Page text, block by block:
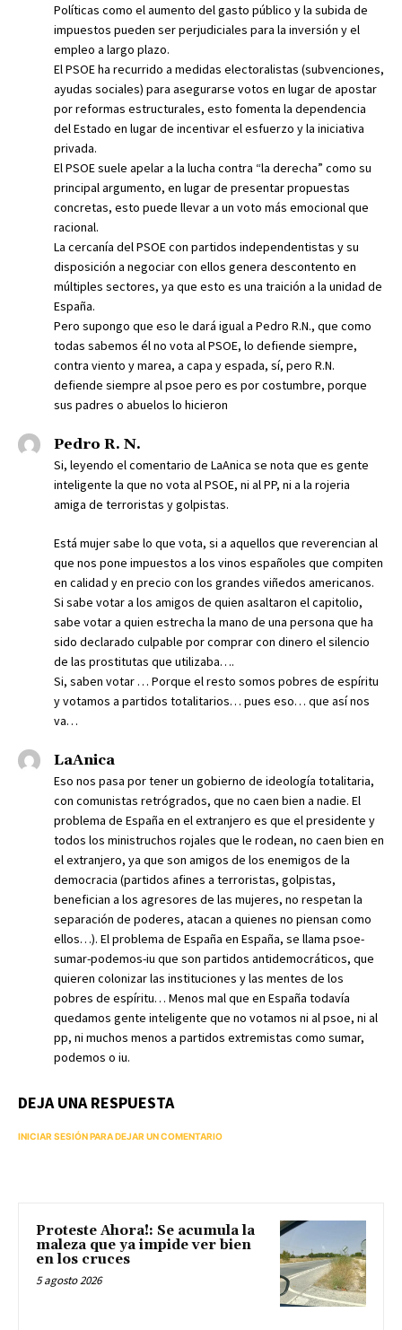
Políticas como el aumento del gasto público y la subida de
impuestos pueden ser perjudiciales para la inversión y el
empleo a largo plazo.
El PSOE ha recurrido a medidas electoralistas (subvenciones,
ayudas sociales) para asegurarse votos en lugar de apostar
por reformas estructurales, esto fomenta la dependencia
del Estado en lugar de incentivar el esfuerzo y la iniciativa
privada.
El PSOE suele apelar a la lucha contra “la derecha” como su
principal argumento, en lugar de presentar propuestas
concretas, esto puede llevar a un voto más emocional que
racional.
La cercanía del PSOE con partidos independentistas y su
disposición a negociar con ellos genera descontento en
múltiples sectores, ya que esto es una traición a la unidad de
España.
Pero supongo que eso le dará igual a Pedro R.N., que como
todas sabemos él no vota al PSOE, lo defiende siempre,
contra viento y marea, a capa y espada, sí, pero R.N.
defiende siempre al psoe pero es por costumbre, porque
sus padres o abuelos lo hicieron
Pedro R. N.
Si, leyendo el comentario de LaAnica se nota que es gente
inteligente la que no vota al PSOE, ni al PP, ni a la rojeria
amiga de terroristas y golpistas.
Está mujer sabe lo que vota, si a aquellos que reverencian al
que nos pone impuestos a los vinos españoles que compiten
en calidad y en precio con los grandes viñedos americanos.
Si sabe votar a los amigos de quien asaltaron el capitolio,
sabe votar a quien estrecha la mano de una persona que ha
sido declarado culpable por comprar con dinero el silencio
de las prostitutas que utilizaba….
Si, saben votar … Porque el resto somos pobres de espíritu
y votamos a partidos totalitarios… pues eso… que así nos
va…
LaAnica
Eso nos pasa por tener un gobierno de ideología totalitaria,
con comunistas retrógrados, que no caen bien a nadie. El
problema de España en el extranjero es que el presidente y
todos los ministruchos rojales que le rodean, no caen bien en
el extranjero, ya que son amigos de los enemigos de la
democracia (partidos afines a terroristas, golpistas,
benefician a los agresores de las mujeres, no respetan la
separación de poderes, atacan a quienes no piensan como
ellos…). El problema de España en España, se llama psoe-
sumar-podemos-iu que son partidos antidemocráticos, que
quieren colonizar las instituciones y las mentes de los
pobres de espíritu… Menos mal que en España todavía
quedamos gente inteligente que no votamos ni al psoe, ni al
pp, ni muchos menos a partidos extremistas como sumar,
podemos o iu.
DEJA UNA RESPUESTA
INICIAR SESIÓN PARA DEJAR UN COMENTARIO
Proteste Ahora!: Se acumula la
maleza que ya impide ver bien
en los cruces
5 agosto 2026